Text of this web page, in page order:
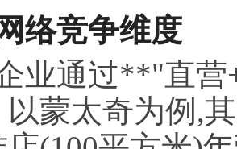
络竞争维度
业通过**"直营
以蒙太奇为例,其